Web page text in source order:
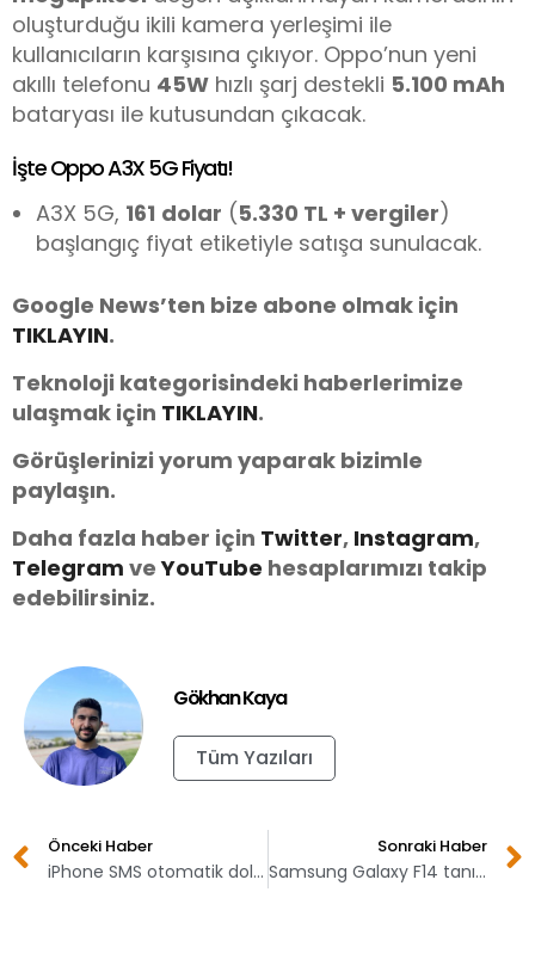
oluşturduğu ikili kamera yerleşimi ile
kullanıcıların karşısına çıkıyor. Oppo’nun yeni
akıllı telefonu 45W hızlı şarj destekli 5.100 mAh
bataryası ile kutusundan çıkacak.
İşte Oppo A3X 5G Fiyatı!
A3X 5G, 161 dolar (5.330 TL + vergiler)
başlangıç fiyat etiketiyle satışa sunulacak.
Google News’ten bize abone olmak için
TIKLAYIN.
Teknoloji kategorisindeki haberlerimize
ulaşmak için TIKLAYIN.
Görüşlerinizi yorum yaparak bizimle
paylaşın.
Daha fazla haber için Twitter, Instagram,
Telegram veYouTube hesaplarımızı takip
edebilirsiniz.
Gökhan Kaya
Tüm Yazıları
Önceki Haber
iPhone SMS otomatik doldurma nasıl aktif edilir?
Sonraki Haber
Samsung Galaxy F14 tanıtıldı! İşte fiyatı